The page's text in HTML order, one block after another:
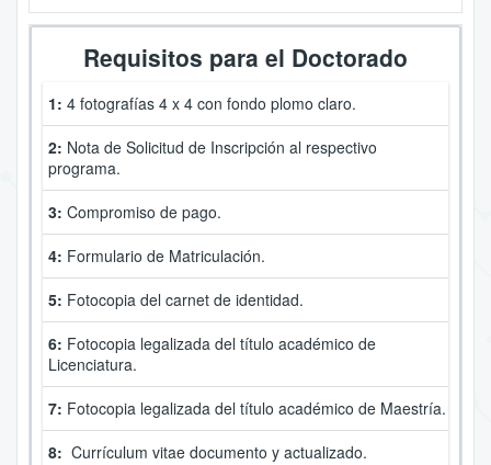
Requisitos para el Doctorado
1: 4 fotografías 4 x 4 con fondo plomo claro.
2: Nota de Solicitud de Inscripción al respectivo
programa.
3: Compromiso de pago.
4: Formulario de Matriculación.
5: Fotocopia del carnet de identidad.
6: Fotocopia legalizada del título académico de
Licenciatura.
7: Fotocopia legalizada del título académico de Maestría.
8: Currículum vitae documento y actualizado.